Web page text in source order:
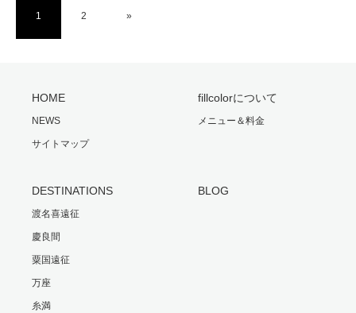
1 2 »
HOME
NEWS
サイトマップ
fillcolorについて
メニュー＆料金
DESTINATIONS
渡名喜遠征
慶良間
粟国遠征
万座
糸満
BLOG